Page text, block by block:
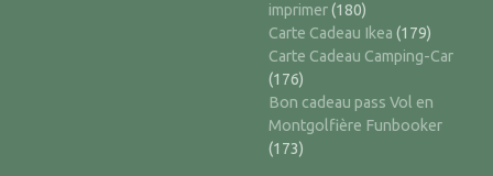
imprimer(180)
Carte Cadeau Ikea (179)
Carte Cadeau Camping-Car
(176)
Bon cadeau pass Vol en
Montgolfière Funbooker
(173)